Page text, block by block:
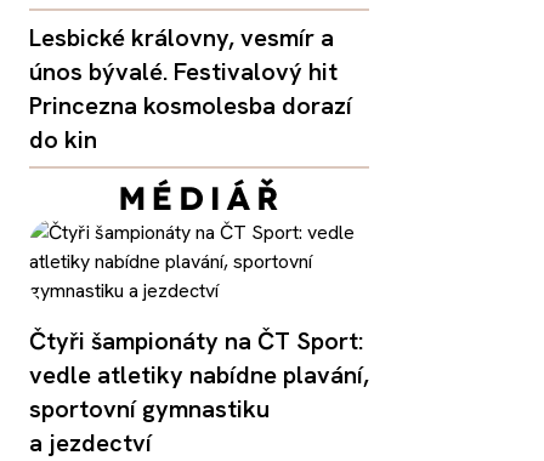
Lesbické královny, vesmír a
únos bývalé. Festivalový hit
Princezna kosmolesba dorazí
do kin
Čtyři šampionáty na ČT Sport:
vedle atletiky nabídne plavání,
sportovní gymnastiku
a jezdectví